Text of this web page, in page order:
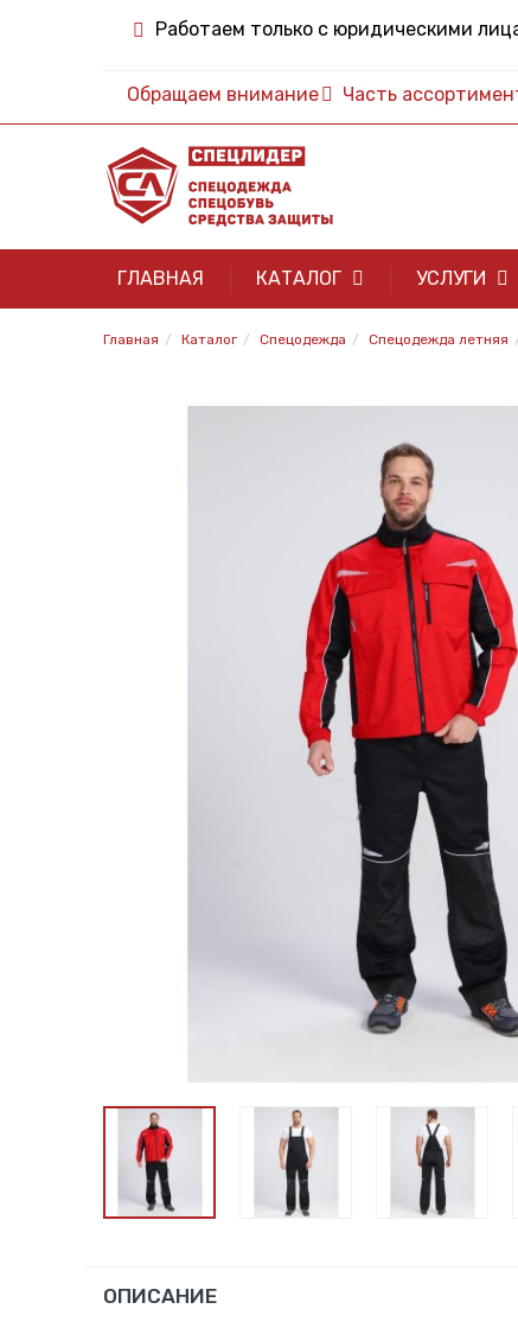
Работаем только с юридическими
Обращаем внимание Часть
ГЛАВНАЯ КАТАЛОГ УСЛУГИ
Главная Каталог Спецодежда Спецодежда летняя
ОПИСАНИЕ